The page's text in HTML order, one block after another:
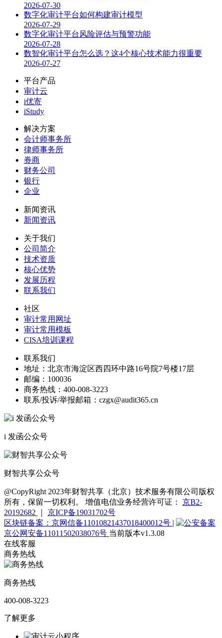
2026-07-30
数字化审计平台如何构建审计模型
2026-07-29
数字化审计平台风险评估与预警功能
2026-07-28
数智化审计平台怎么选？这4个核心技术能力很重要
2026-07-27
平台产品
审计云
i优寄
iStudy
解决方案
会计师事务所
律师事务所
券商
财务公司
银行
企业
新闻资讯
新闻资讯
关于我们
公司简介
技术资质
核心优势
发展历程
联系我们
社区
审计常用网址
审计常用模板
CISA培训课程
联系我们
地址： 北京市海淀区西四环中路16号院7号楼17层
邮编： 100036
商务热线： 400-008-3223
联系/投诉/举报邮箱： czgx@audit365.cn
i 发函公众号
财智共享公众号
@CopyRight 2023年财智共享（北京）技术服务有限公司版权
所有，保留一切权利。 增值电信业务经营许可证： 京B2-
20192682
京ICP备19031702号
区块链备案：京网信备11010821437018400012号 |
京公网安备11011502038076号 当前版本v1.3.08
在线客服
商务热线
商务热线
400-008-3223
了解更多